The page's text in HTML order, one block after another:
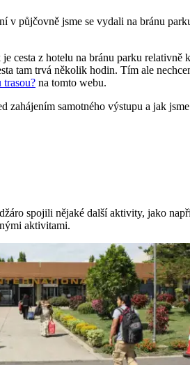
půjčovně jsme se vydali na bránu
cesta z hotelu na bránu parku
tam trvá několik hodin. Tím ale
trasou? na tomto webu.
zahájením samotného výstupu a jak
spojili nějaké další aktivity, jako
aktivitami.